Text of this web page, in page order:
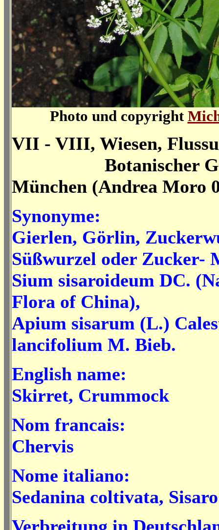
Photo und copyright
VII - VIII, Wiesen,
Botanischer
München (Andrea Moro
Synonyme:
Gierlen, Görlin,
Süßwurzel oder Zucker-
Sium sisaroideum DC.
Flora of China),
Apium sisarum (L.)
lancifolium M. Bieb.
English name:
Skirret, Crummock
Nom francais:
Chervis
Nome italiano:
Sedanina coltivata, Sisaro